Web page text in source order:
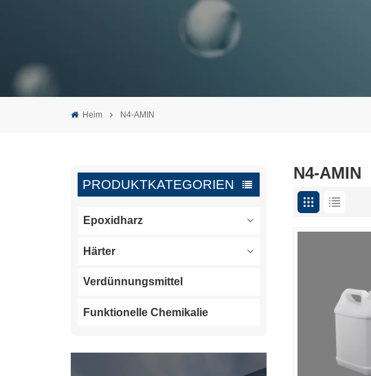
Heim N4-AMIN
PRODUKTKATEGORIEN
Epoxidharz
Härter
Verdünnungsmittel
Funktionelle Chemikalie
N4-AMIN